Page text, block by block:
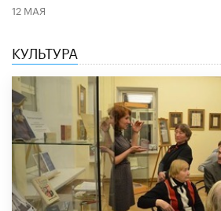
12 МАЯ
КУЛЬТУРА